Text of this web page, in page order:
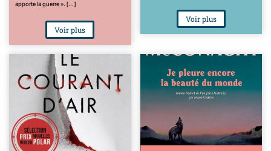
apporte la guerre ». [...]
Voir plus
Voir plus